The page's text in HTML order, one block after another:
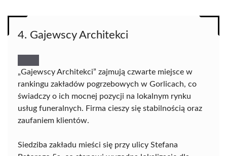
4. Gajewscy Architekci
„Gajewscy Architekci” zajmują czwarte miejsce w
rankingu zakładów pogrzebowych w Gorlicach, co
świadczy o ich mocnej pozycji na lokalnym rynku
usług funeralnych. Firma cieszy się stabilnością oraz
zaufaniem klientów.
Siedziba zakładu mieści się przy ulicy Stefana